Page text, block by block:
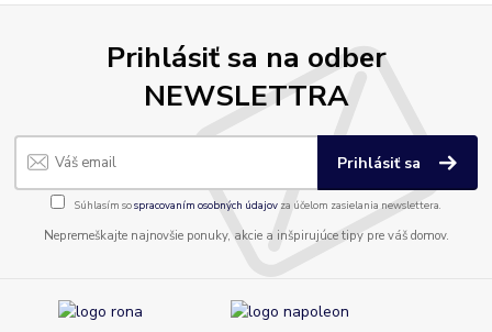
Prihlásiť sa na odber
NEWSLETTRA
Prihlásiť sa
Súhlasím sospracovaním osobných údajov za účelom zasielania newslettera.
Nepremeškajte najnovšie ponuky, akcie a inšpirujúce tipy pre váš domov.